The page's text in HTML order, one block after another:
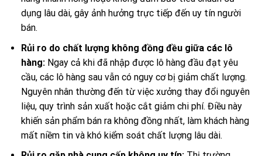
dụng lâu dài, gây ảnh hưởng trực tiếp đến uy tín người
bán.
Rủi ro do chất lượng không đồng đều giữa các lô
hàng:Ngay cả khi đã nhập được lô hàng đầu đạt yêu
cầu, các lô hàng sau vẫn có nguy cơ bị giảm chất lượng.
Nguyên nhân thường đến từ việc xưởng thay đổi nguyên
liệu, quy trình sản xuất hoặc cắt giảm chi phí. Điều này
khiến sản phẩm bán ra không đồng nhất, làm khách hàng
mất niềm tin và khó kiểm soát chất lượng lâu dài.